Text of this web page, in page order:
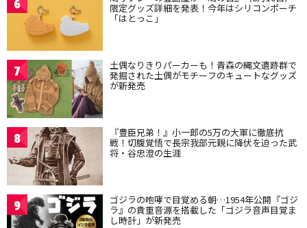
6 限定グッズ詳細を発表！今年はシリコンポーチ
「はとっこ」
7 土偶なりきりパーカーも！青森の縄文遺跡群で
発掘された土偶がモチーフのキュートなグッズ
が新発売
8 『豊臣兄弟！』小一郎の5万の大軍に徹底抗
戦！切腹覚悟で長宗我部元親に降伏を迫った武
将・谷忠澄の生涯
9 ゴジラの咆哮で目覚める朝…1954年公開『ゴジ
ラ』の貴重音源を搭載した「ゴジラ音声目覚ま
し時計」が新発売